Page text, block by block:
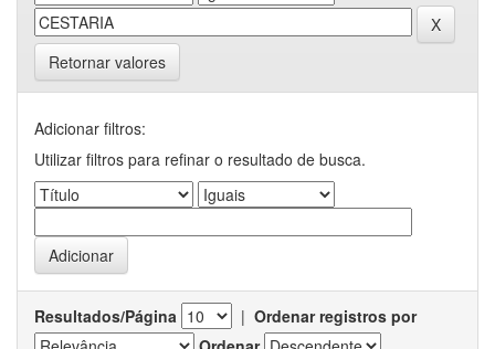
Retornar valores
Adicionar filtros:
Utilizar filtros para refinar o resultado de busca.
Resultados/Página | Ordenar registros por